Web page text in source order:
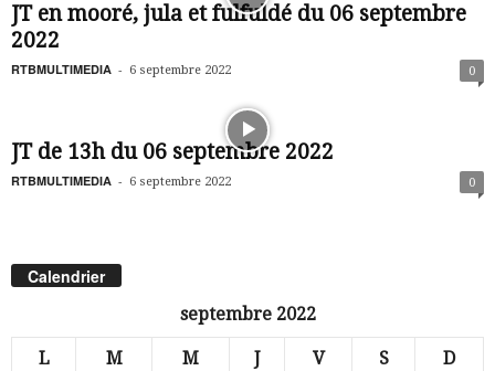
JT en mooré, jula et fulfuldé du 06 septembre
2022
RTBMULTIMEDIA - 6 septembre 2022 0
JT de 13h du 06 septembre 2022
RTBMULTIMEDIA - 6 septembre 2022 0
Calendrier
septembre 2022
L M M J V S D